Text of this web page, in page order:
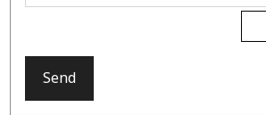
Send